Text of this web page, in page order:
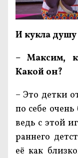
И кукла
– Максим,
Какой он?
– Это детки
по себе
ведь с этой
раннего
её как